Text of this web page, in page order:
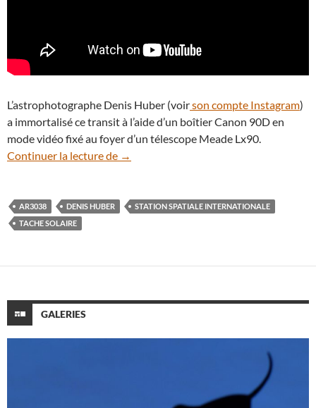
L’astrophotographe Denis Huber (voirson compte Instagram)
a immortalisé ce transit à l’aide d’un boîtier Canon 90D en
mode vidéo fixé au foyer d’un télescope Meade Lx90.
Continuer la lecture de En vidéo : la Station spatiale et la
→
AR3038 DENIS HUBER
STATION SPATIALE INTERNATIONALE
TACHE SOLAIRE
GALERIES